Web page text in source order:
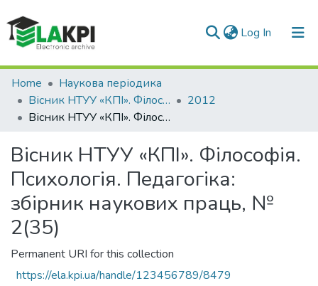
Log In (current)
Communities & Collections
All of DSpace
Home
Наукова періодика
Вісник НТУУ «КПІ». Філософія. Психологія. Педагогіка
2012
Вісник НТУУ «КПІ». Філософія. Психологія. Педагогіка: збірник наукових праць, № 2(35)
Вісник НТУУ «КПІ». Філософія.
Психологія. Педагогіка:
збірник наукових праць, №
2(35)
Permanent URI for this collection
https://ela.kpi.ua/handle/123456789/8479